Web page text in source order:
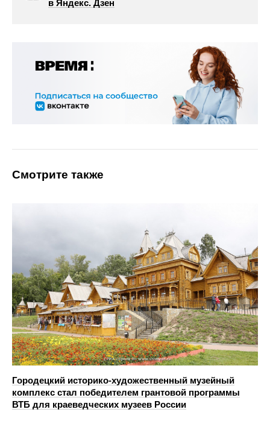
в Яндекс. Дзен
Смотрите также
Городецкий историко-художественный музейный
комплекс стал победителем грантовой программы
ВТБ для краеведческих музеев России